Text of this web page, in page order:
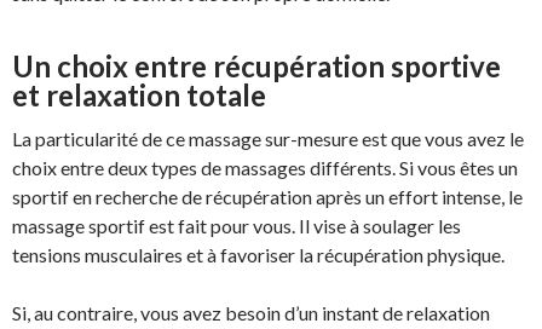
Un choix entre récupération sportive
et relaxation totale
La particularité de ce massage sur-mesure est que vous avez le
choix entre deux types de massages différents. Si vous êtes un
sportif en recherche de récupération après un effort intense, le
massage sportif est fait pour vous. Il vise à soulager les
tensions musculaires et à favoriser la récupération physique.
Si, au contraire, vous avez besoin d’un instant de relaxation